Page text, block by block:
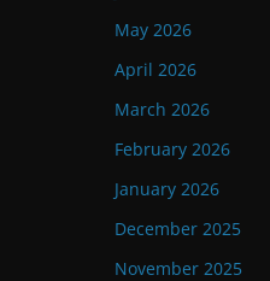
May 2026
April 2026
March 2026
February 2026
January 2026
December 2025
November 2025